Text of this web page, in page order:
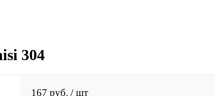
304
167 руб. / шт